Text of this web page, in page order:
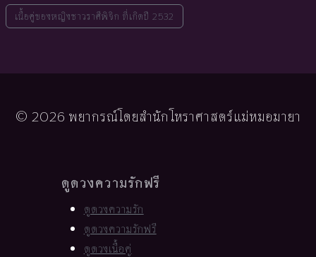
เนื้อคู่ของหญิงชาวราศีพิจิก ที่เกิดปี 2532
© 2026 พยากรณ์โดยสำนักโหราศาสตร์แม่หมอมายา
ดูดวงความรักฟรี
ดูดวงความรัก
ดูดวงความรักฟรี
ดูดวงเนื้อคู่